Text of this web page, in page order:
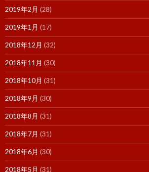
2019年2月 (28)
2019年1月 (17)
2018年12月 (32)
2018年11月 (30)
2018年10月 (31)
2018年9月 (30)
2018年8月 (31)
2018年7月 (31)
2018年6月 (30)
2018年5月 (31)